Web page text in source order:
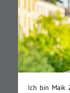
Ich bin Maik